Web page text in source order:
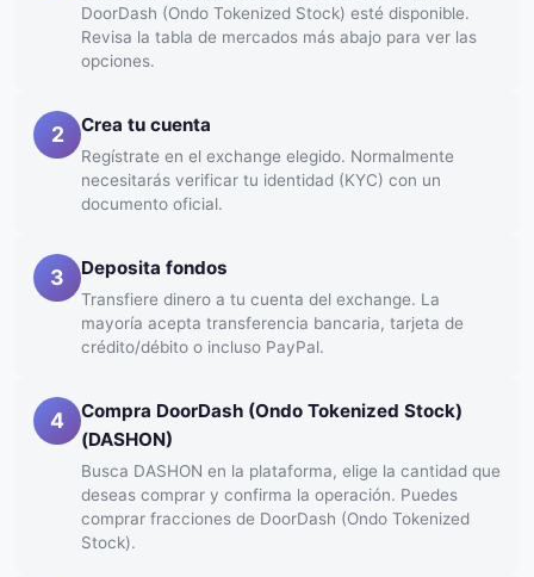
DoorDash (Ondo Tokenized Stock) esté disponible.
Revisa la tabla de mercados más abajo para ver las
opciones.
2 Crea tu cuenta
Regístrate en el exchange elegido. Normalmente
necesitarás verificar tu identidad (KYC) con un
documento oficial.
3 Deposita fondos
Transfiere dinero a tu cuenta del exchange. La
mayoría acepta transferencia bancaria, tarjeta de
crédito/débito o incluso PayPal.
4
Compra DoorDash (Ondo Tokenized Stock)
(DASHON)
Busca DASHON en la plataforma, elige la cantidad que
deseas comprar y confirma la operación. Puedes
comprar fracciones de DoorDash (Ondo Tokenized
Stock).